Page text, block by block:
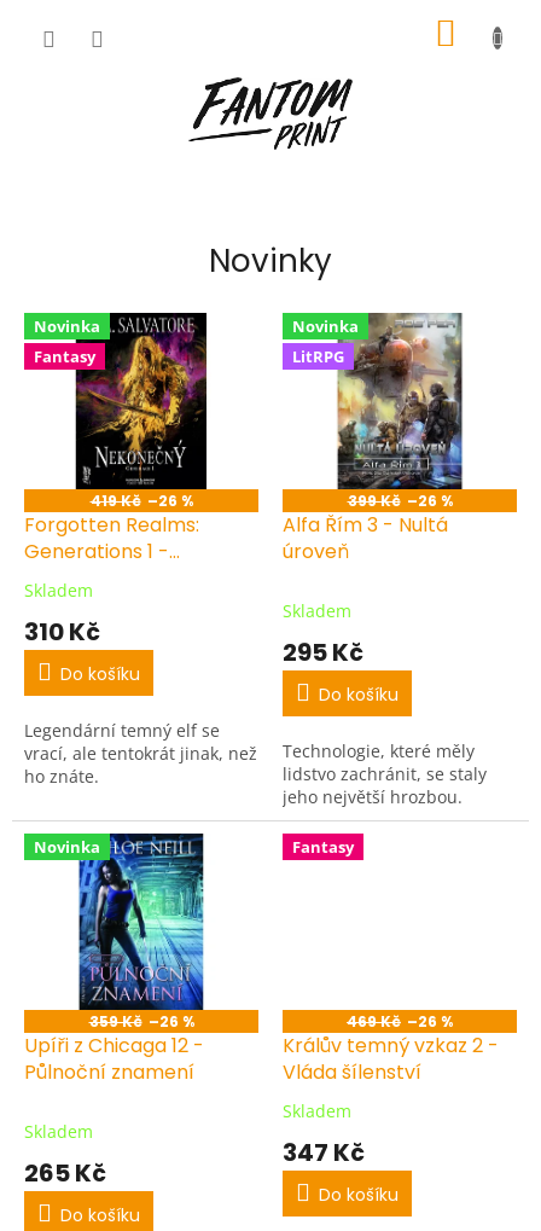
Novinky
Novinka
Fantasy
419 Kč –26 %
Forgotten Realms:
Generations 1 -
Nekonečný
Průměrné
hodnocení
produktu
5,0
5
hvězdiček.
Skladem
310 Kč
Do košíku
Legendární temný elf se
vrací, ale tentokrát jinak, než
ho znáte.
Novinka
LitRPG
399 Kč –26 %
Alfa Řím 3 - Nultá
úroveň
Skladem
295 Kč
Do košíku
Technologie, které měly
lidstvo zachránit, se staly
jeho největší hrozbou.
Novinka
359 Kč –26 %
Upíři z Chicaga 12 -
Půlnoční znamení
Skladem
265 Kč
Do košíku
Fantasy
469 Kč –26 %
Králův temný vzkaz 2 -
Vláda šílenství
Průměrné
hodnocení
produktu
5,0
Skladem
347 Kč
Do košíku